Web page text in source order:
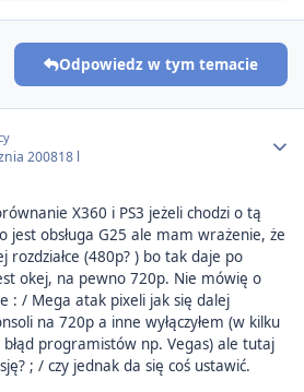
Odpowiedz w tym temacie
200818 l
X360 i PS3 jeżeli chodzi o tą
jest obsługa G25 ale mam wrażenie, że
rozdziałce (480p? ) bo tak daje po
okej, na pewno 720p. Nie mówię o
: / Mega atak pixeli jak się dalej
na 720p a inne wyłączyłem (w kilku
programistów np. Vegas) ale tutaj
; / czy jednak da się coś ustawić.